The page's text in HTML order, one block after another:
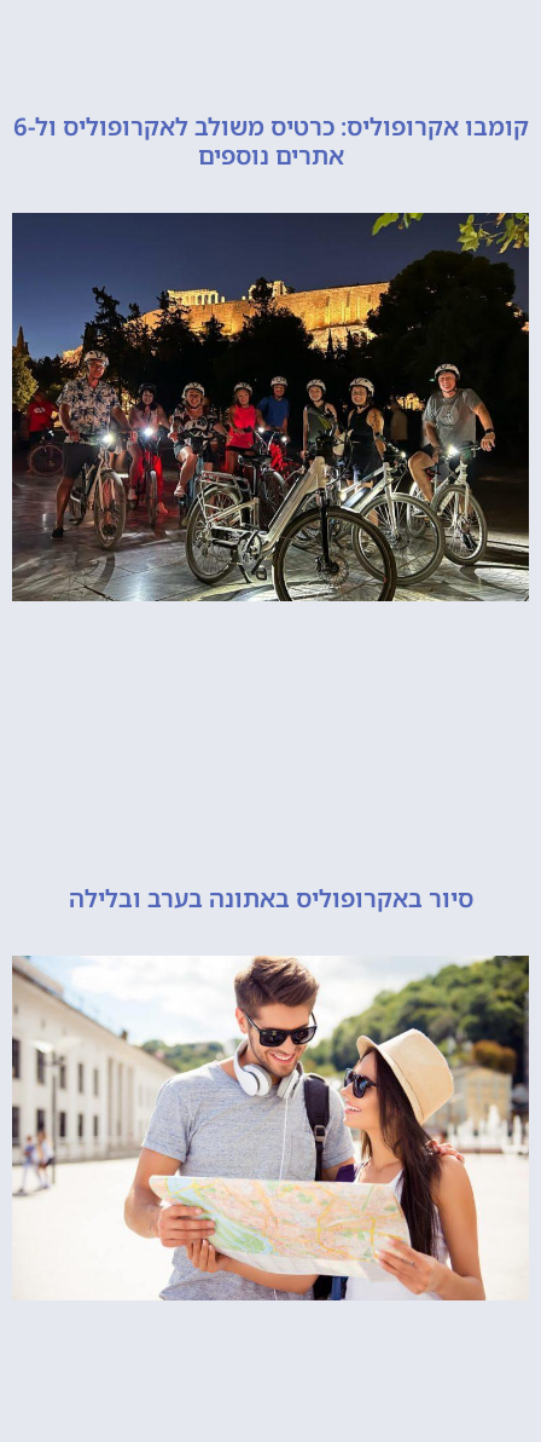
קומבו אקרופוליס: כרטיס משולב לאקרופוליס ול-6
אתרים נוספים
באקרופוליס באתונה בערב ובלילה